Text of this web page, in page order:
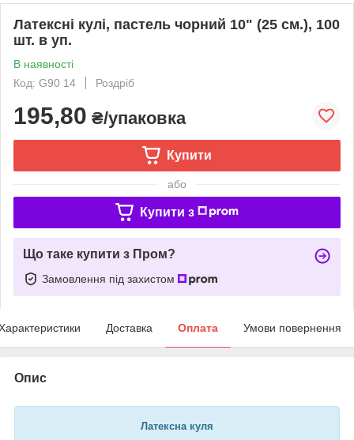
Латексні кулі, пастель чорний 10" (25 см.), 100
шт. в уп.
В наявності
Код: G90 14
Роздріб
195,80 ₴/упаковка
Купити
або
Купити з
Що таке купити з Пром?
Замовлення під захистом
Доставка Оплата Умови повернення
Опис
Латексна куля